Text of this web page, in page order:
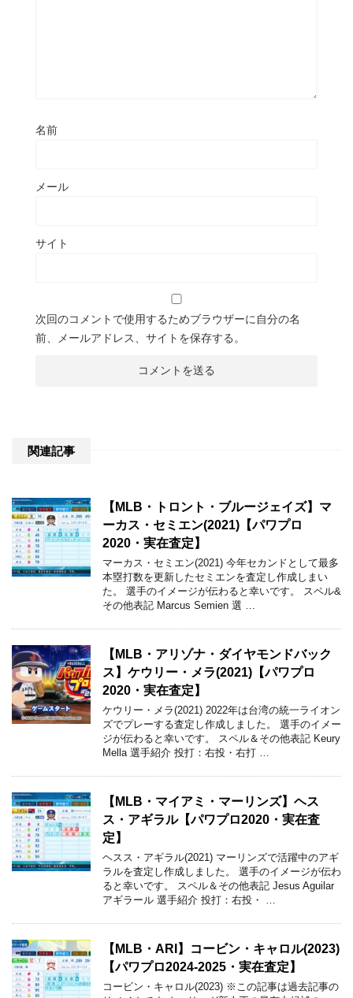
名前
メール
サイト
次回のコメントで使用するためブラウザーに自分の名
前、メールアドレス、サイトを保存する。
関連記事
【MLB・トロント・ブルージェイズ】マ
ーカス・セミエン(2021)【パワプロ
2020・実在査定】
マーカス・セミエン(2021) 今年セカンドとして最多
本塁打数を更新したセミエンを査定し作成しまい
た。 選手のイメージが伝わると幸いです。 スペル&
その他表記 Marcus Semien 選 …
【MLB・アリゾナ・ダイヤモンドバック
ス】ケウリー・メラ(2021)【パワプロ
2020・実在査定】
ケウリー・メラ(2021) 2022年は台湾の統一ライオン
ズでプレーする査定し作成しました。 選手のイメー
ジが伝わると幸いです。 スペル＆その他表記 Keury
Mella 選手紹介 投打：右投・右打 …
【MLB・マイアミ・マーリンズ】ヘス
ス・アギラル【パワプロ2020・実在査
定】
ヘスス・アギラル(2021) マーリンズで活躍中のアギ
ラルを査定し作成しました。 選手のイメージが伝わ
ると幸いです。 スペル＆その他表記 Jesus Aguilar
アギラール 選手紹介 投打：右投・ …
【MLB・ARI】コービン・キャロル(2023)
【パワプロ2024-2025・実在査定】
コービン・キャロル(2023) ※この記事は過去記事の